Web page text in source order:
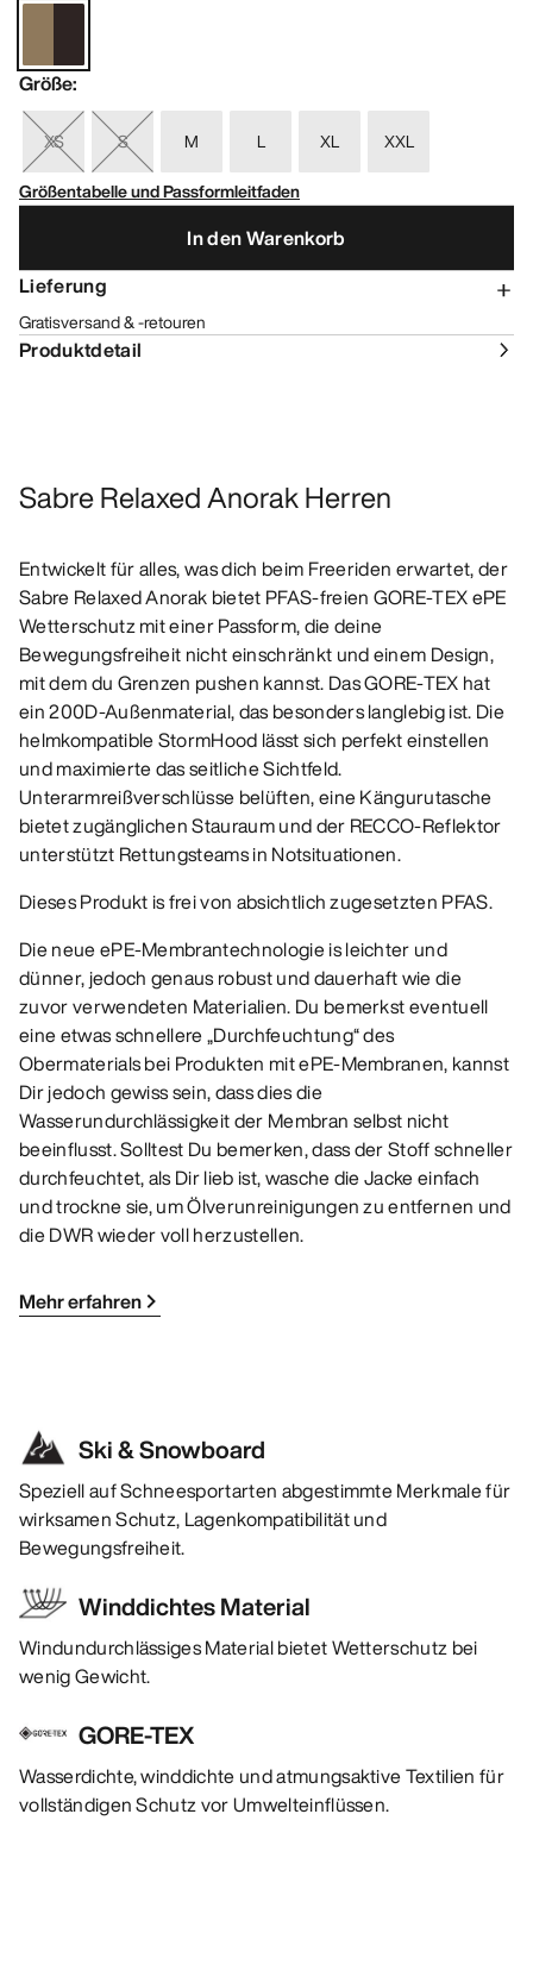
Größe:
XS S M L XL
XXL
Größentabelle und Passformleitfaden
In den Warenkorb
Lieferung
Gratisversand & -retouren
Produktdetail
Sabre Relaxed Anorak Herren
Entwickelt für alles, was dich beim Freeriden erwartet, der
Sabre Relaxed Anorak bietet PFAS-freien GORE-TEX ePE
Wetterschutz mit einer Passform, die deine
Bewegungsfreiheit nicht einschränkt und einem Design,
mit dem du Grenzen pushen kannst. Das GORE-TEX hat
ein 200D-Außenmaterial, das besonders langlebig ist. Die
helmkompatible StormHood lässt sich perfekt einstellen
und maximierte das seitliche Sichtfeld.
Unterarmreißverschlüsse belüften, eine Kängurutasche
bietet zugänglichen Stauraum und der RECCO-Reflektor
unterstützt Rettungsteams in Notsituationen.
Dieses Produkt is frei von absichtlich zugesetzten PFAS.
Die neue ePE-Membrantechnologie is leichter und
dünner, jedoch genaus robust und dauerhaft wie die
zuvor verwendeten Materialien. Du bemerkst eventuell
eine etwas schnellere „Durchfeuchtung“ des
Obermaterials bei Produkten mit ePE-Membranen, kannst
Dir jedoch gewiss sein, dass dies die
Wasserundurchlässigkeit der Membran selbst nicht
beeinflusst. Solltest Du bemerken, dass der Stoff schneller
durchfeuchtet, als Dir lieb ist, wasche die Jacke einfach
und trockne sie, um Ölverunreinigungen zu entfernen und
die DWR wieder voll herzustellen.
Mehr erfahren
Ski & Snowboard
Speziell auf Schneesportarten abgestimmte Merkmale für
wirksamen Schutz, Lagenkompatibilität und
Bewegungsfreiheit.
Winddichtes Material
Windundurchlässiges Material bietet Wetterschutz bei
wenig Gewicht.
GORE-TEX
Wasserdichte, winddichte und atmungsaktive Textilien für
vollständigen Schutz vor Umwelteinflüssen.